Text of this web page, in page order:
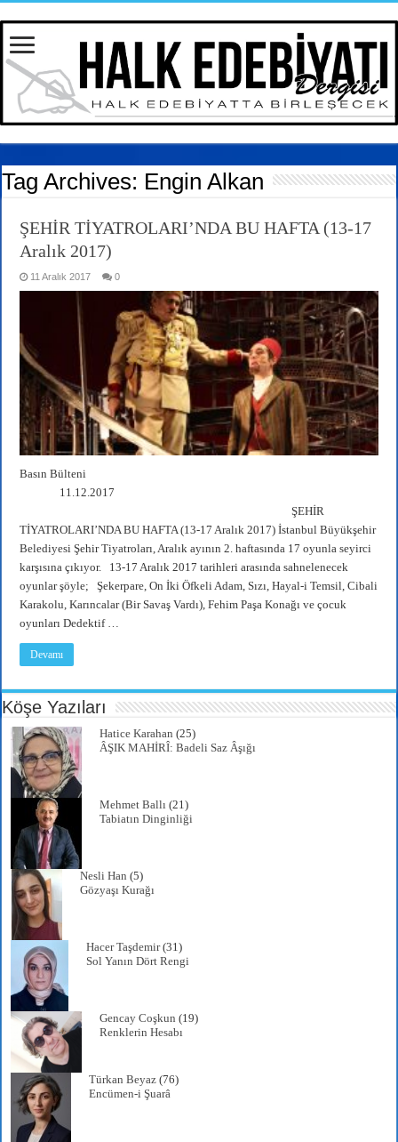
Tag Archives: Engin Alkan
ŞEHİR TİYATROLARI’NDA BU HAFTA (13-17
Aralık 2017)
11 Aralık 2017 0
Basın Bülteni
11.12.2017
ŞEHİR
TİYATROLARI’NDA BU HAFTA (13-17 Aralık 2017) İstanbul Büyükşehir
Belediyesi Şehir Tiyatroları, Aralık ayının 2. haftasında 17 oyunla seyirci
karşısına çıkıyor. 13-17 Aralık 2017 tarihleri arasında sahnelenecek
oyunlar şöyle; Şekerpare, On İki Öfkeli Adam, Sızı, Hayal-i Temsil, Cibali
Karakolu, Karıncalar (Bir Savaş Vardı), Fehim Paşa Konağı ve çocuk
oyunları Dedektif …
Devamı
Köşe Yazıları
Hatice Karahan (25)
ÂŞIK MAHİRÎ: Badeli Saz Âşığı
Mehmet Ballı (21)
Tabiatın Dinginliği
Nesli Han (5)
Gözyaşı Kurağı
Hacer Taşdemir(31)
Sol Yanın Dört Rengi
Gencay Coşkun (19)
Renklerin Hesabı
Türkan Beyaz (76)
Encümen-i Şuarâ